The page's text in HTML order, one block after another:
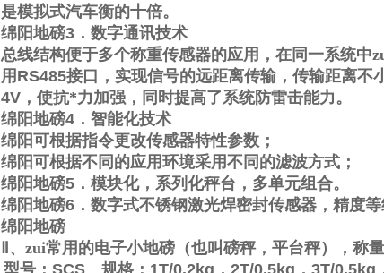
是模拟式汽车衡的十倍。
绵阳地磅3 ．数字通讯技术
总线结构便于多个称重传感器的应用，在同一系统中
用 RS485接口，实现信号的远距离传输，传输距离不
4V ，使抗*力加强，同时提高了系统防雷击能力。
绵阳地磅4 ．智能化技术
绵阳可根据指令更改传感器特性参数；
绵阳可根据不同的应用环境采用不同的滤波方式；
绵阳地磅5 ．模块化，系列化秤台，多单元组合。
绵阳地磅6 ．数字式不锈钢激光焊密封传感器，精度
绵阳地磅
、zui常用的电子小地磅（也叫磅秤，平台秤），称
型号： SCS 规格： 1T/0.2kg ， 2T/0.5kg ， 3T/0.5kg